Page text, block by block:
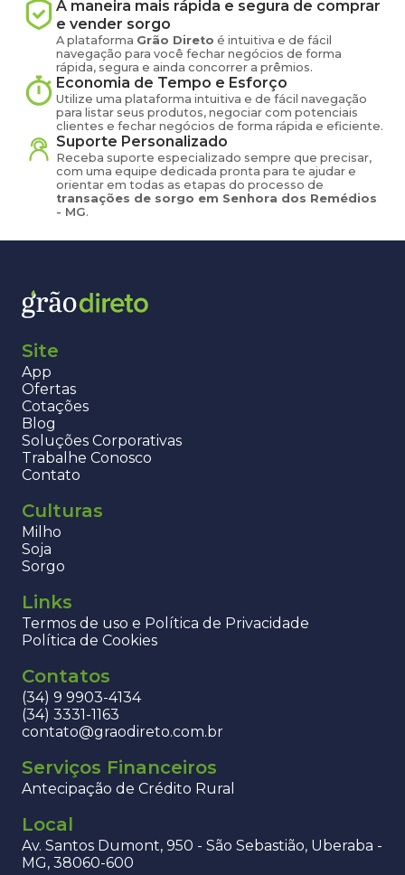
A maneira mais rápida e segura de comprar
e vender sorgo
A plataforma Grão Direto é intuitiva e de fácil
navegação para você fechar negócios de forma
rápida, segura e ainda concorrer a prêmios.
Economia de Tempo e Esforço
Utilize uma plataforma intuitiva e de fácil navegação
para listar seus produtos, negociar com potenciais
clientes e fechar negócios de forma rápida e eficiente.
Suporte Personalizado
Receba suporte especializado sempre que precisar,
com uma equipe dedicada pronta para te ajudar e
orientar em todas as etapas do processo de
transações de sorgo em Senhora dos Remédios
- MG.
Site
App
Ofertas
Cotações
Blog
Soluções Corporativas
Trabalhe Conosco
Contato
Culturas
Milho
Soja
Sorgo
Links
Termos de uso e Política de Privacidade
Política de Cookies
Contatos
(34) 9 9903-4134
(34) 3331-1163
contato@graodireto.com.br
Serviços Financeiros
Antecipação de Crédito Rural
Local
Av. Santos Dumont, 950 - São Sebastião, Uberaba -
MG, 38060-600